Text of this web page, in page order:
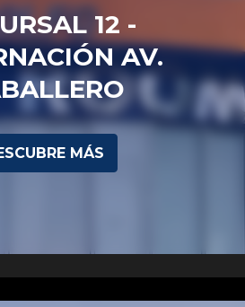
12 -
AV.
MÁS